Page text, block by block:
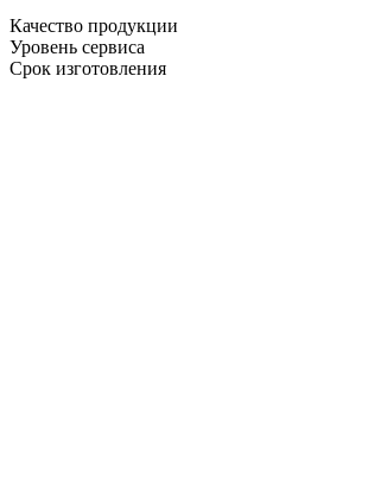
Качество продукции
Уровень сервиса
Срок изготовления